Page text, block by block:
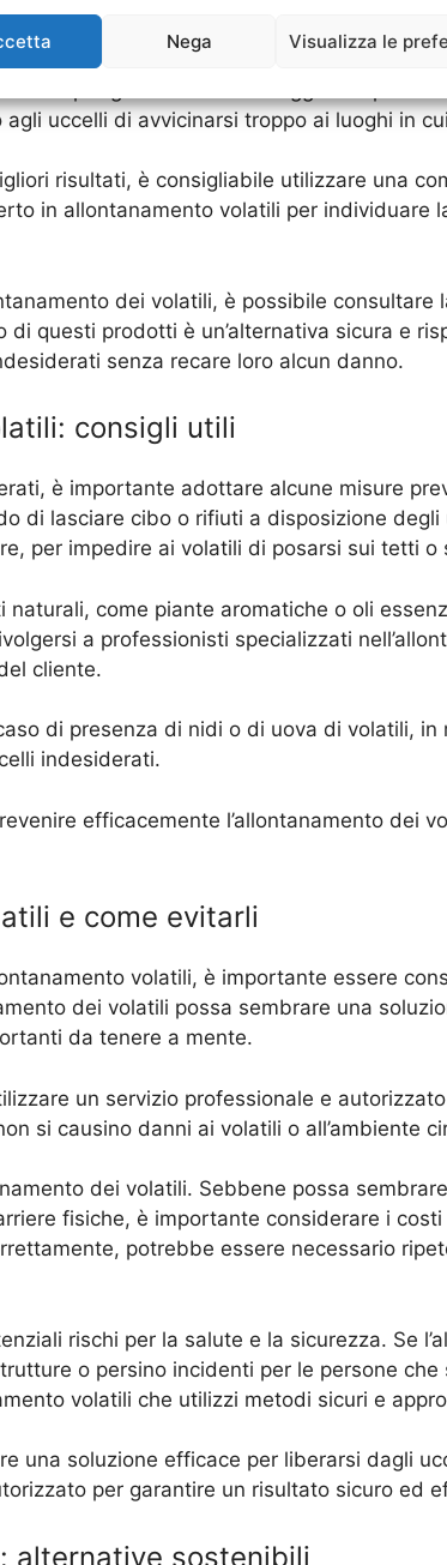
Nega Visualizza le
dei volatili è il gel repellente, che
per gli uccelli e li scoraggia dal
uccelli di avvicinarsi troppo ai luoghi in
risultati, è consigliabile utilizzare una
in allontanamento volatili per individuare
dei volatili, è possibile
di questi prodotti è un’alternativa sicura e
senza recare loro alcun danno.
consigli utili
è importante adottare alcune misure
di lasciare cibo o rifiuti a disposizione
per impedire ai volatili di posarsi sui tetti o
come piante aromatiche o oli
a professionisti specializzati
cliente.
di presenza di nidi o di uova di volatili,
indesiderati.
efficacemente l’allontanamento dei
e come evitarli
volatili, è importante essere
dei volatili possa sembrare una
da tenere a mente.
un servizio professionale e
si causino danni ai volatili o all’ambiente
dei volatili. Sebbene possa
fisiche, è importante considerare i
potrebbe essere necessario
rischi per la salute e la sicurezza. Se
o persino incidenti per le persone che
volatili che utilizzi metodi sicuri e
una soluzione efficace per liberarsi dagli
per garantire un risultato sicuro ed
alternative sostenibili